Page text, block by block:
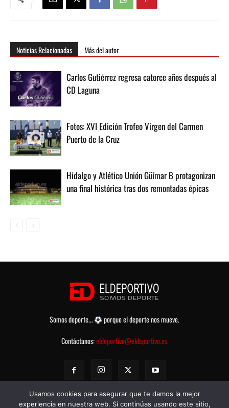
Noticias Relacionadas Más del autor
Carlos Gutiérrez regresa catorce años después al
CD Laguna
Fotos: XVI Edición Trofeo Virgen del Carmen
Puerto de la Cruz
Hidalgo y Atlético Unión Güímar B protagonizan
una final histórica tras dos remontadas épicas
Somos deporte...
porque el deporte nos mueve.
Contáctanos:eldeportivo@eldeportivo.es
Usamos cookies para asegurar que te damos la mejor
experiencia en nuestra web. Si continúas usando este sitio,